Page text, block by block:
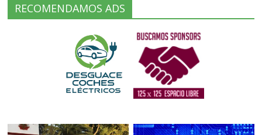
RECOMENDAMOS ADS